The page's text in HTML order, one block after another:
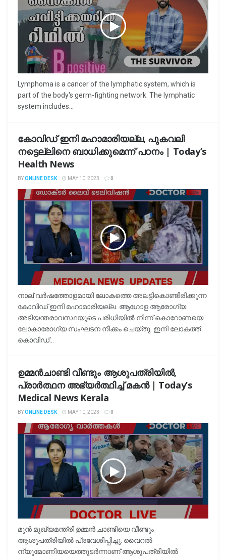
Lymphoma is a cancer of the lymphatic system, which is
part of the body's germ-fighting network. The lymphatic
system includes...
കോവിഡ് ഇനി മഹാമാരിയല്ല, പുകവലി
നട്ടെല്ലിനെ ബാധിക്കുമെന്ന് പഠനം | Today’s
Health News
BYONLINE DESK MAY 10, 2023 0
നാല്‌ വർഷത്തോളമായി ലോകത്തെ അലട്ടികൊണ്ടിരിക്കുന്ന
കോവിഡ് ഇനി മഹാമാരിയല്ല. ആഗോള ആരോഗ്യ
അടിയന്തരാവസ്ഥയുടെ പരിധിയിൽ നിന്ന് കൊറോണയെ
ലോകാരോഗ്യ സംഘടന നീക്കം ചെയ്തു. ഇനി ലോകത്ത്
കൊവിഡ്...
ഉമ്മന്‍ചാണ്ടി വീണ്ടും ആശുപത്രിയില്‍,
പ്രാര്‍ത്ഥന അഭ്യര്‍ത്ഥിച്ച് മകന്‍ | Today’s
Medical News Kerala
BYONLINE DESK MAY 10, 2023 0
മുൻ മുഖ്യമന്ത്രി ഉമ്മൻ ചാണ്ടിയെ വീണ്ടും
ആശുപത്രിയിൽ പ്രവേശിപ്പിച്ചു. വൈറൽ
ന്യുമോണിയയെത്തുടർന്നാണ് ആശുപത്രിയിൽ